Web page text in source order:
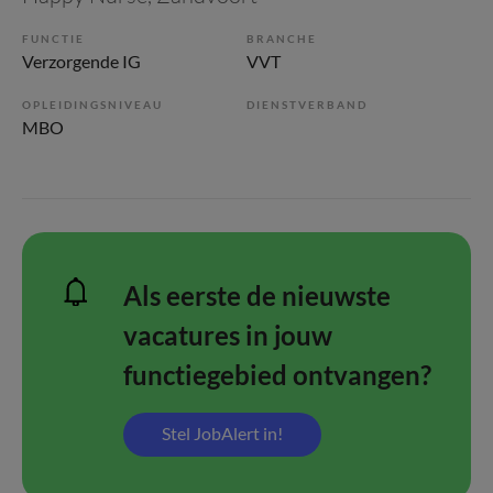
FUNCTIE
Verzorgende IG
BRANCHE
VVT
OPLEIDINGSNIVEAU
MBO
DIENSTVERBAND
Als eerste de nieuwste
vacatures in jouw
functiegebied ontvangen?
Stel JobAlert in!